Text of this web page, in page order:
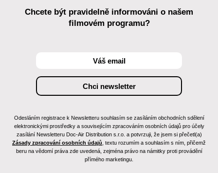
Chcete být pravidelně informováni o našem
filmovém programu?
Odesláním registrace k Newsletteru souhlasím se zasíláním obchodních sdělení
elektronickými prostředky a souvisejícím zpracováním osobních údajů pro účely
zasílání Newsletteru Doc-Air Distribution s.r.o. a potvrzuji, že jsem si přečetl(a)
Zásady zpracování osobních údajů , textu rozumím a souhlasím s ním, přičemž
beru na vědomí práva zde uvedená, zejména právo na námitky proti provádění
přímého marketingu.